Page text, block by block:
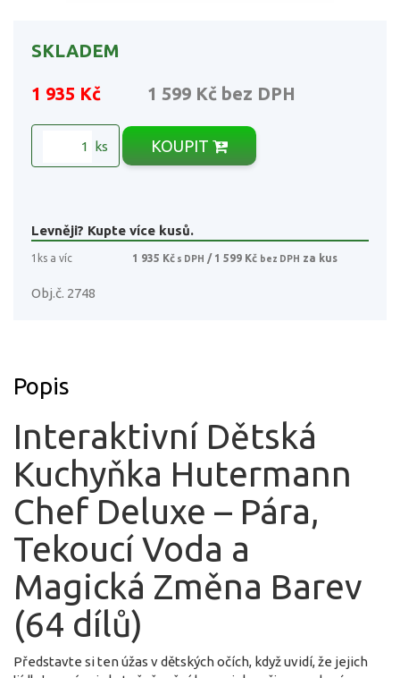
SKLADEM
1 935 Kč 1 599 Kč bez DPH
ks KOUPIT
Levněji? Kupte více kusů.
1ks a víc 1 935 Kč s DPH / 1 599 Kč bez DPH za kus
Obj.č. 2748
Popis
Interaktivní Dětská
Kuchyňka Hutermann
Chef Deluxe – Pára,
Tekoucí Voda a
Magická Změna Barev
(64 dílů)
Představte si ten úžas v dětských očích, když uvidí, že jejich